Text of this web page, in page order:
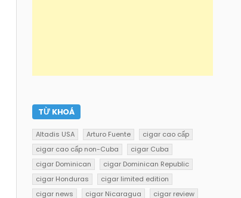
TỪ KHOÁ
Altadis USA Arturo Fuente
cigar cao cấp
cigar cao cấp non-Cuba
cigar Cuba
cigar Dominican
cigar Dominican Republic
cigar Honduras
cigar limited edition
cigar news
cigar Nicaragua
cigar review